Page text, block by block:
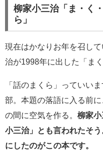
柳家小三治「ま・く
ら」
現在はかなりお年を召し
治が1998年に出した「ま
「話のまくら」っていい
部。本題の落語に入る前
の間に空気を作る。 柳家
小三治」とも言われたそう
にしたのがこの本です。